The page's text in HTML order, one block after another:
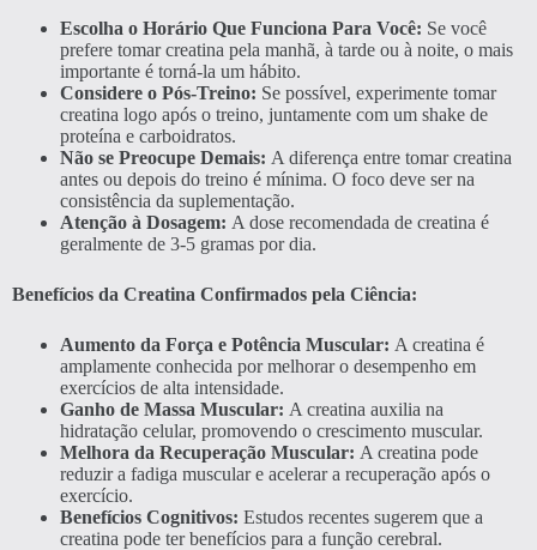
Escolha o Horário Que Funciona Para Você: Se você
prefere tomar creatina pela manhã, à tarde ou à noite, o mais
importante é torná-la um hábito.
Considere o Pós-Treino: Se possível, experimente tomar
creatina logo após o treino, juntamente com um shake de
proteína e carboidratos.
Não se Preocupe Demais: A diferença entre tomar creatina
antes ou depois do treino é mínima. O foco deve ser na
consistência da suplementação.
Atenção à Dosagem: A dose recomendada de creatina é
geralmente de 3-5 gramas por dia.
Benefícios da Creatina Confirmados pela Ciência:
Aumento da Força e Potência Muscular: A creatina é
amplamente conhecida por melhorar o desempenho em
exercícios de alta intensidade.
Ganho de Massa Muscular: A creatina auxilia na
hidratação celular, promovendo o crescimento muscular.
Melhora da Recuperação Muscular: A creatina pode
reduzir a fadiga muscular e acelerar a recuperação após o
exercício.
Benefícios Cognitivos: Estudos recentes sugerem que a
creatina pode ter benefícios para a função cerebral.